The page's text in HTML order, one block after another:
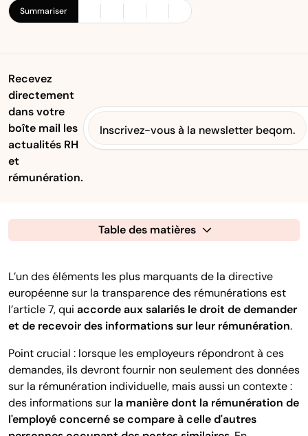
Summariser
Recevez
directement
dans votre
boîte mail les
actualités RH
et
rémunération.
Inscrivez-vous à la newsletter beqom.
Table des matières
L’un des éléments les plus marquants de la directive
européenne sur la transparence des rémunérations est
l’article 7, qui accorde aux salariés le droit de demander
et de recevoir des informations sur leur rémunération.
Point crucial : lorsque les employeurs répondront à ces
demandes, ils devront fournir non seulement des données
sur la rémunération individuelle, mais aussi un contexte :
des informations sur la manière dont la rémunération de
l'employé concerné se compare à celle d'autres